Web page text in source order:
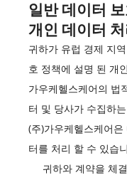
일반 데이터
개인 데이터
귀하가 유럽 경제 지
호 정책에 설명 된 개
가우케헬스케어의 법
터 및 당사가 수집하
(주)가우케헬스케어
터를 처리 할 수 있습
귀하와 계약을 체